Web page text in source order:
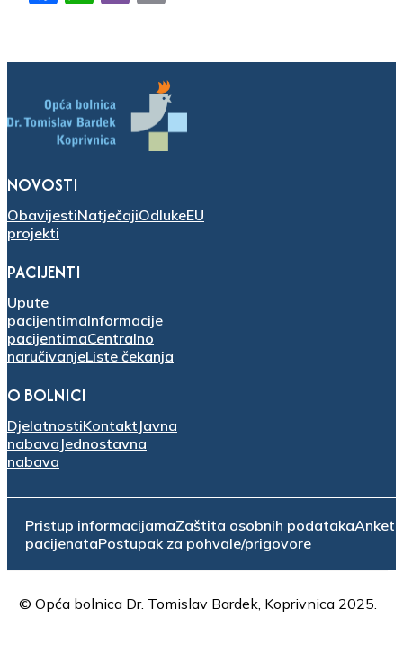
NOVOSTI
ObavijestiNatječajiOdlukeEU
projekti
PACIJENTI
Upute
pacijentimaInformacije
pacijentimaCentralno
naručivanjeListe čekanja
O BOLNICI
DjelatnostiKontakt Javna
nabava Jednostavna
nabava
Pristup informacijamaZaštita osobnih podatakaAnketa
pacijenataPostupak za pohvale/prigovore
© Opća bolnica Dr. Tomislav Bardek, Koprivnica 2025.